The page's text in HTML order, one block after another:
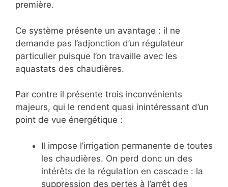
première.
Ce système présente un avantage : il ne
demande pas l’adjonction d’un régulateur
particulier puisque l’on travaille avec les
aquastats des chaudières.
Par contre il présente trois inconvénients
majeurs, qui le rendent quasi inintéressant d’un
point de vue énergétique :
Il impose l’irrigation permanente de toutes
les chaudières. On perd donc un des
intérêts de la régulation en cascade : la
suppression des pertes à l’arrêt des